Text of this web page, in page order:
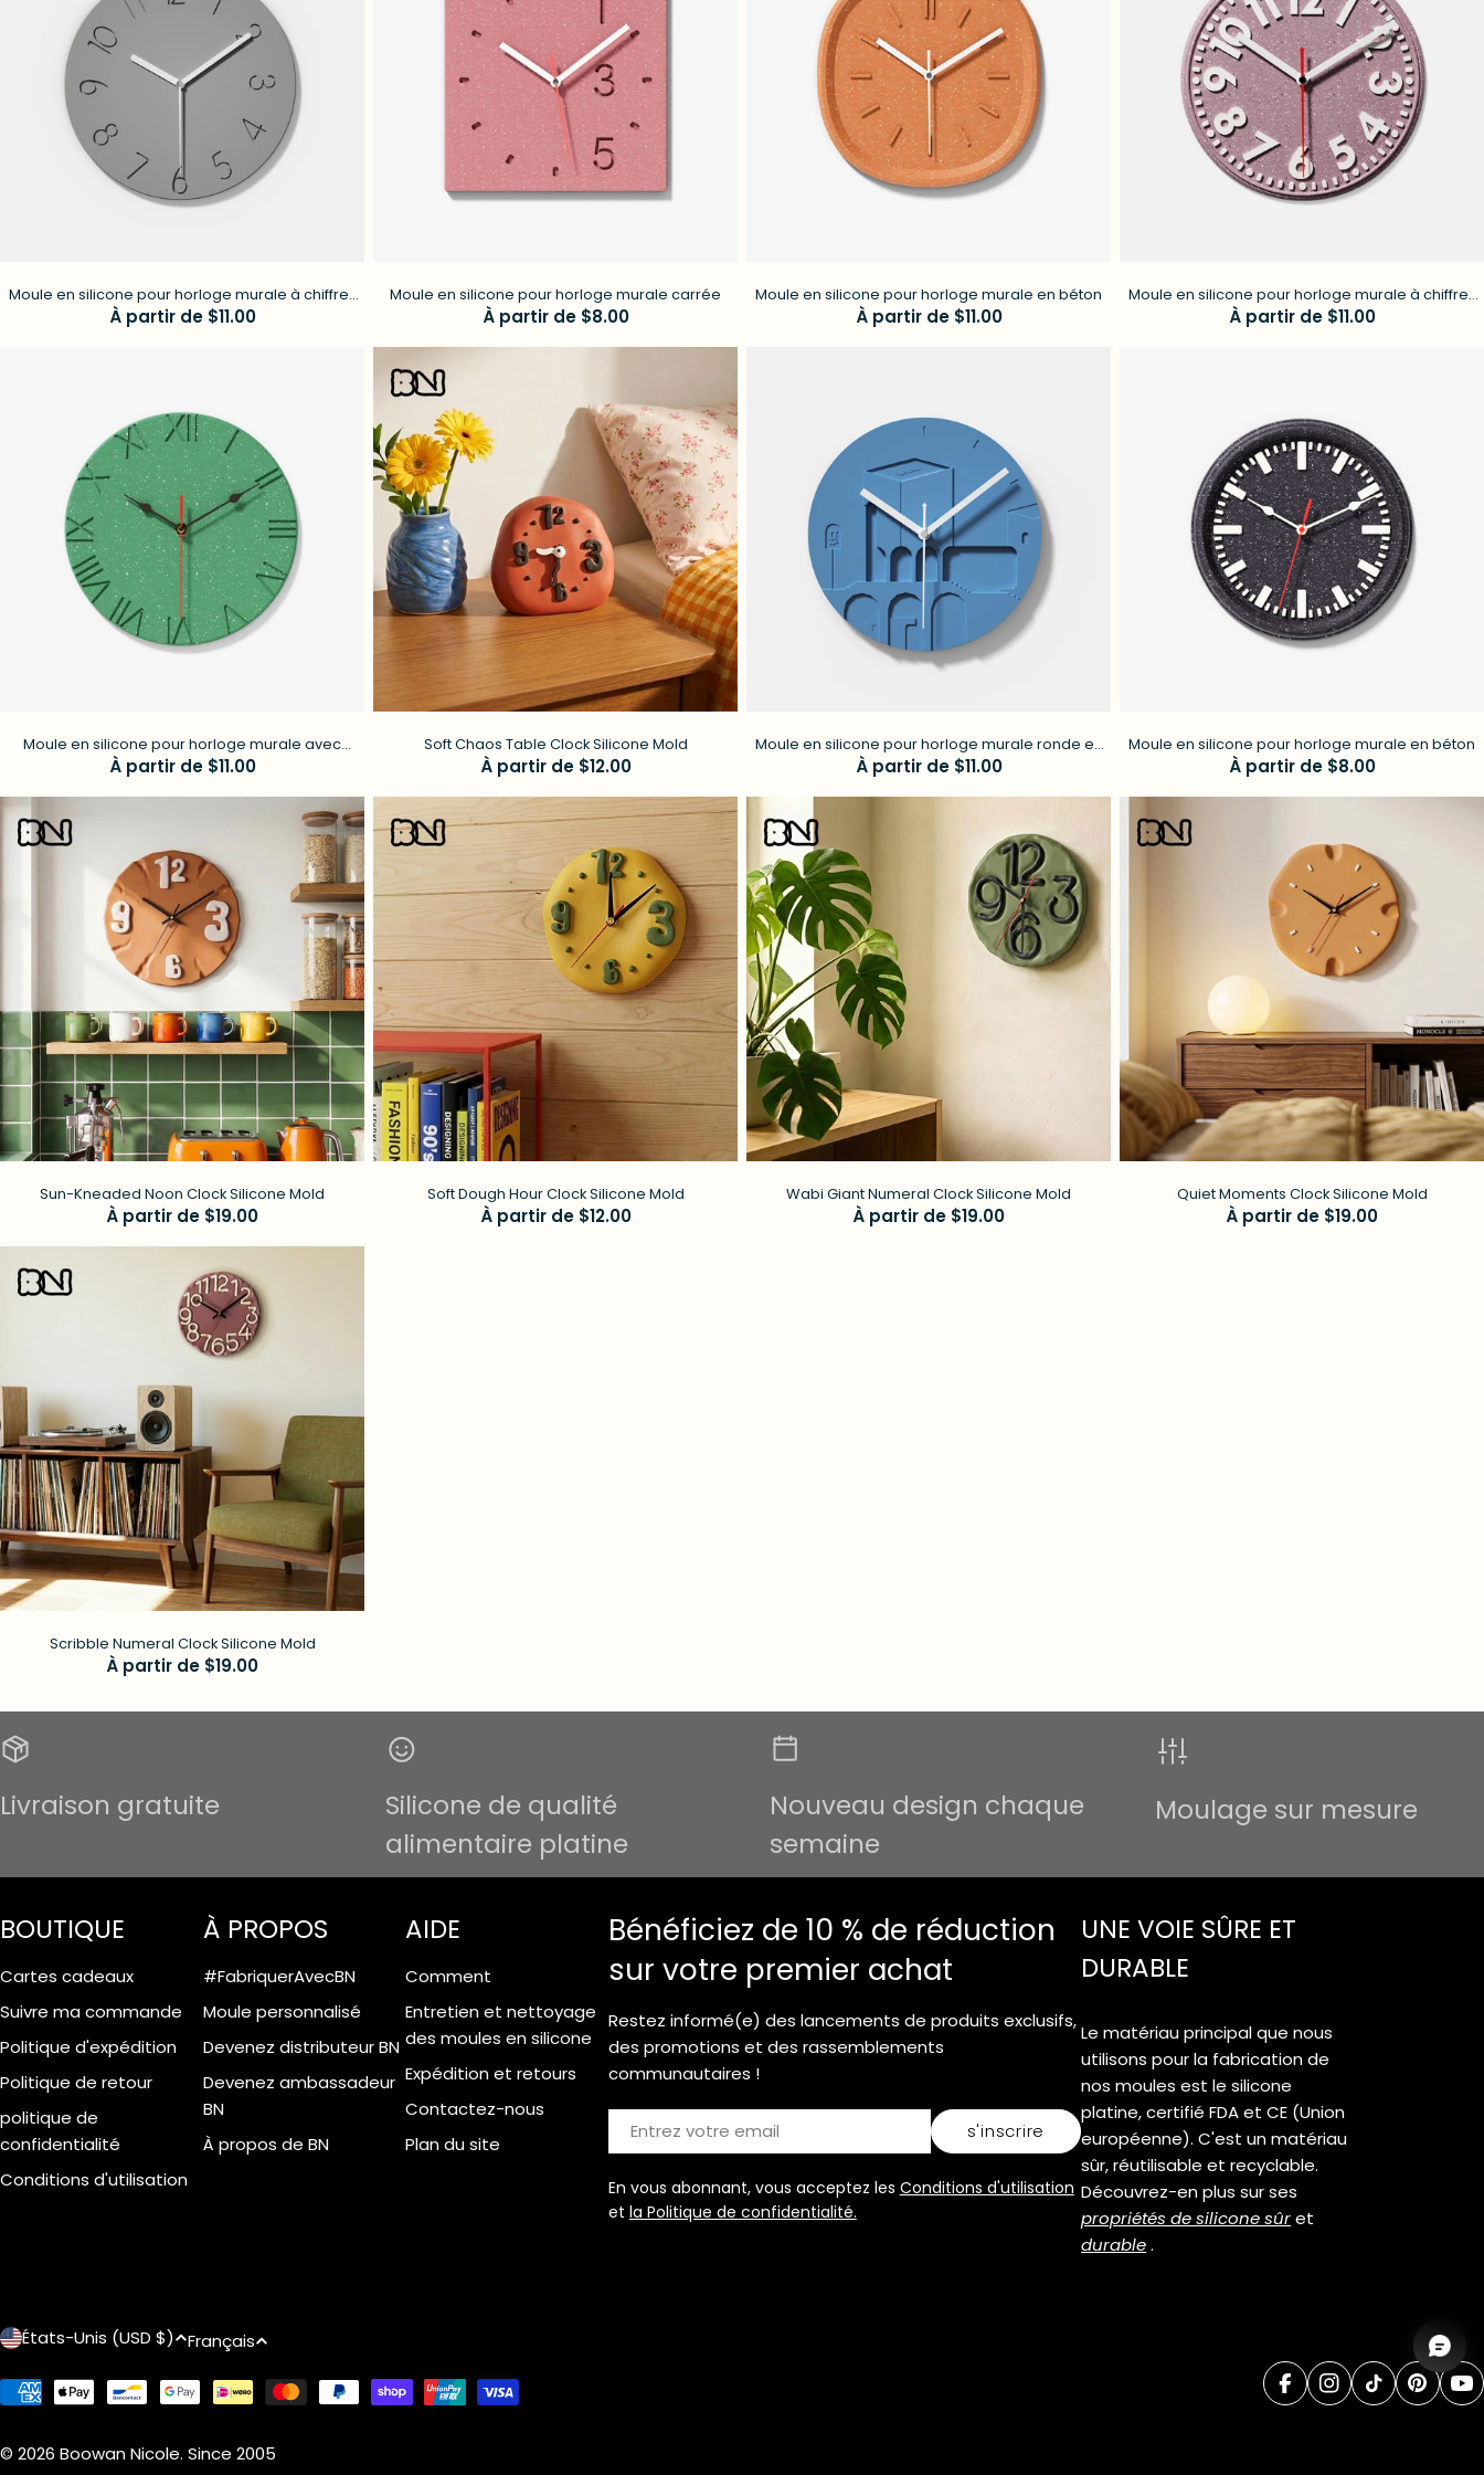
o
n
Moule en silicone pour horloge murale à chiffres
simples en béton
Prix
À partir de $11.00
Moule en silicone pour horloge murale carrée
Prix
À partir de $8.00
Moule en silicone pour horloge murale en béton
Prix
À partir de $11.00
Moule en silicone pour horloge murale à chiffres
en béton
Prix
À partir de $11.00
Moule en silicone pour horloge murale avec
chiffres romains en béton
Prix
À partir de $11.00
Soft Chaos Table Clock Silicone Mold
Prix
régulier
À partir de $12.00
Moule en silicone pour horloge murale ronde en
béton
Prix
À partir de $11.00
Moule en silicone pour horloge murale en béton
Prix
À partir de $8.00
Sun-Kneaded Noon Clock Silicone Mold
Prix
À partir de $19.00
Soft Dough Hour Clock Silicone Mold
Prix
À partir de $12.00
Wabi Giant Numeral Clock Silicone Mold
Prix
À partir de $19.00
Quiet Moments Clock Silicone Mold
Prix
À partir de $19.00
Scribble Numeral Clock Silicone Mold
Prix
régulier
À partir de $19.00
Livraison gratuite
Silicone de qualité
alimentaire platine
Nouveau design chaque
semaine
Moulage sur mesure
BOUTIQUE
Cartes cadeaux
Suivre ma commande
Politique d'expédition
Politique de retour
politique de
confidentialité
Conditions d'utilisation
À PROPOS
#FabriquerAvecBN
Moule personnalisé
Devenez distributeur BN
Devenez ambassadeur
BN
À propos de BN
AIDE
Comment
Entretien et nettoyage
des moules en silicone
Expédition et retours
Contactez-nous
Plan du site
Bénéficiez de 10 % de réduction
sur votre premier achat
Restez informé(e) des lancements de produits exclusifs,
des promotions et des rassemblements
communautaires !
s'inscrire
En vous abonnant, vous acceptez les Conditions d'utilisation
et la Politique de confidentialité.
UNE VOIE SÛRE ET
DURABLE
Le matériau principal que nous
utilisons pour la fabrication de
nos moules est le silicone
platine, certifié FDA et CE (Union
européenne). C'est un matériau
sûr, réutilisable et recyclable.
Découvrez-en plus sur ses
propriétés de silicone sûret
durable.
P
a
y
États-Unis (USD $)
L
a
n
Français
Modes
paiement
facebookinstagram
tik tok
© 2026 Boowan Nicole. Since 2005